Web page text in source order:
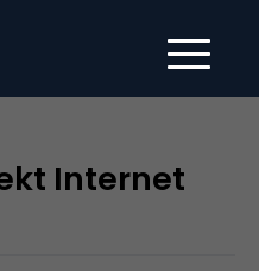
Internet